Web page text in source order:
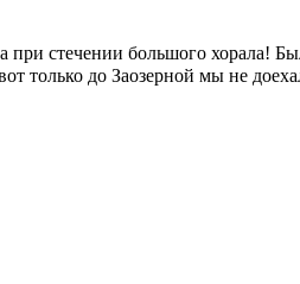
при стечении большого хорала!
только до Заозерной мы не